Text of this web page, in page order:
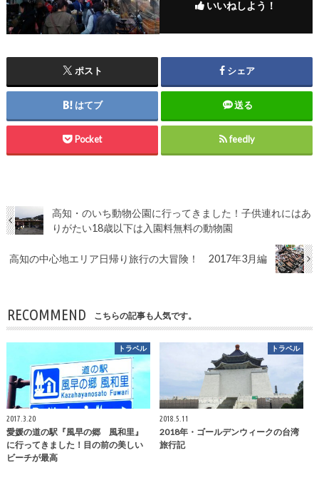
いいねしよう！
ポスト シェア
はてブ 送る
Pocket feedly
高知・のいち動物公園に行ってきました！子供連れにはあ
りがたい18歳以下は入園料無料の動物園
高知の中心地エリア日帰り旅行の大冒険！ 2017年3月編
RECOMMEND こちらの記事も人気です。
トラベル
2017.3.20
愛媛の道の駅『風早の郷 風和里』
に行ってきました！目の前の美しい
ビーチが最高
トラベル
2018.5.11
2018年・ゴールデンウィークの台湾
旅行記